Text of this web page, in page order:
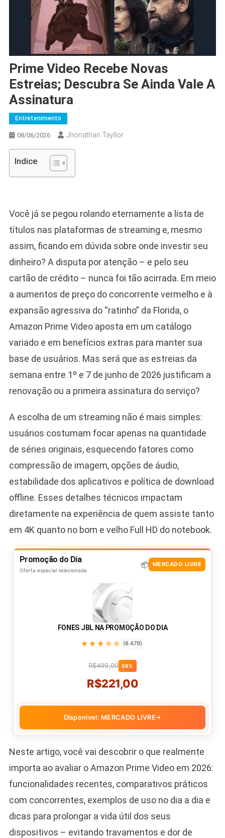
Prime Video Recebe Novas
Estreias; Descubra Se Ainda Vale A
Assinatura
Entretenimento
08/06/2026 Jhonathan Tayllor
Indice
Você já se pegou rolando eternamente a lista de
títulos nas plataformas de streaming e, mesmo
assim, ficando em dúvida sobre onde investir seu
dinheiro? A disputa por atenção – e pelo seu
cartão de crédito – nunca foi tão acirrada. Em meio
a aumentos de preço do concorrente vermelho e à
expansão agressiva do “ratinho” da Florida, o
Amazon Prime Video aposta em um catálogo
variado e em benefícios extras para manter sua
base de usuários. Mas será que as estreias da
semana entre 1º e 7 de junho de 2026 justificam a
renovação ou a primeira assinatura do serviço?
A escolha de um streaming não é mais simples:
usuários costumam focar apenas na quantidade
de séries originais, esquecendo fatores como
compressão de imagem, opções de áudio,
estabilidade dos aplicativos e política de download
offline. Esses detalhes técnicos impactam
diretamente na experiência de quem assiste tanto
em 4K quanto no bom e velho Full HD do notebook.
Promoção do Dia
Oferta especial selecionada
📦 MERCADO LIVRE
FONES JBL NA PROMOÇÃO DO DIA
★★★☆☆ (8.479)
R$499,00 56%
R$221,00
Disponível: MERCADO LIVRE→
Neste artigo, você vai descobrir o que realmente
importa ao avaliar o Amazon Prime Video em 2026:
funcionalidades recentes, comparativos práticos
com concorrentes, exemplos de uso no dia a dia e
dicas para prolongar a vida útil dos seus
dispositivos – evitando travamentos e dor de